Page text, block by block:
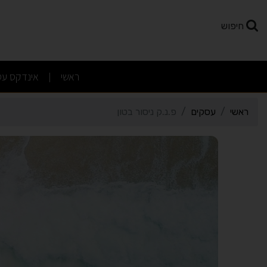
פרטי כרטיס העסק פ.נ.ק
חיפוש
ראשי | אינדקס
ראשי עסקים פ.נ.ק ניסור בטון